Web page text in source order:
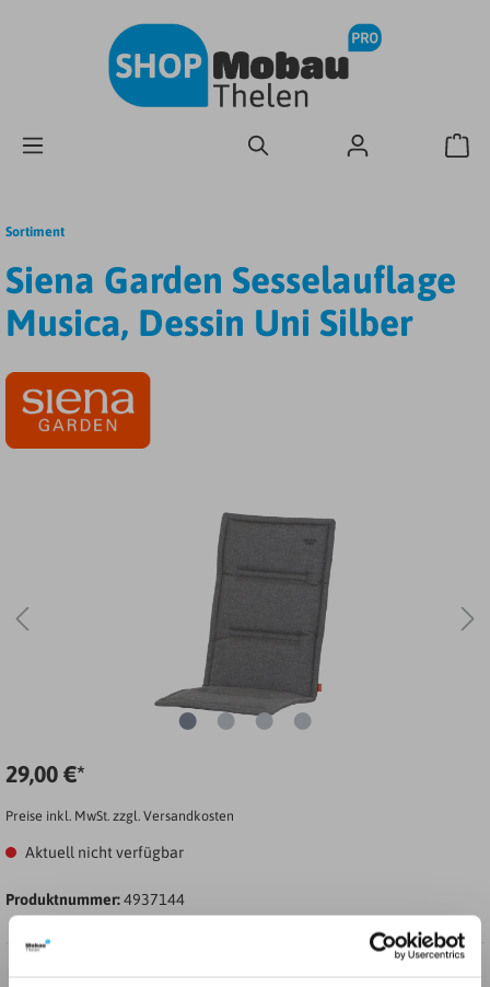
Sortiment
Siena Garden Sesselauflage
Musica, Dessin Uni Silber
29,00 €*
Preise inkl. MwSt. zzgl. Versandkosten
Aktuell nicht verfügbar
Produktnummer:4937144